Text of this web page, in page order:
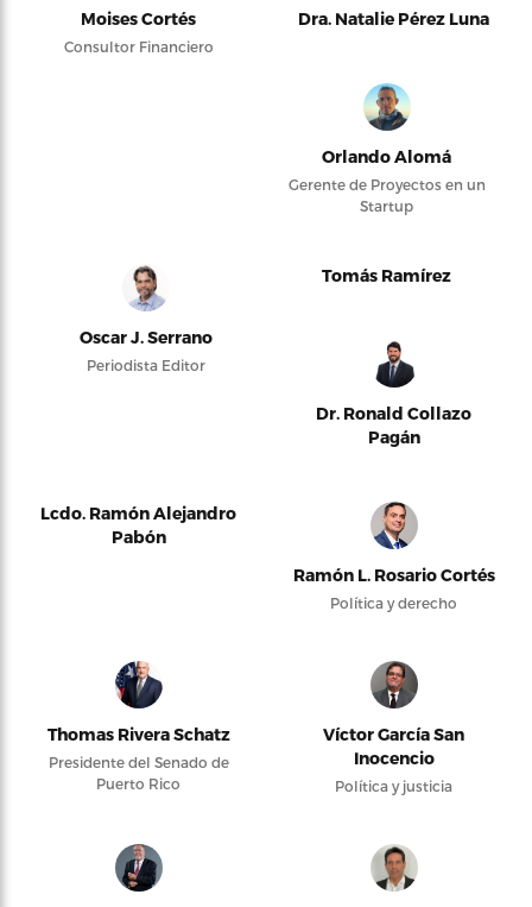
Moises Cortés
Consultor Financiero
Dra. Natalie Pérez Luna
Orlando Alomá
Gerente de Proyectos en un
Startup
Oscar J. Serrano
Periodista Editor
Tomás Ramírez
Dr. Ronald Collazo
Pagán
Lcdo. Ramón Alejandro
Pabón
Ramón L. Rosario Cortés
Política y derecho
Thomas Rivera Schatz
Presidente del Senado de
Puerto Rico
Víctor García San
Inocencio
Política y justicia